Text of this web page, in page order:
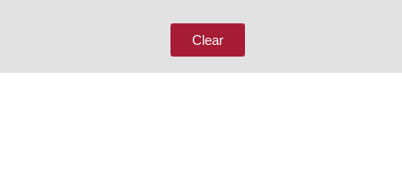
8 (800) 333-65-66
Clear